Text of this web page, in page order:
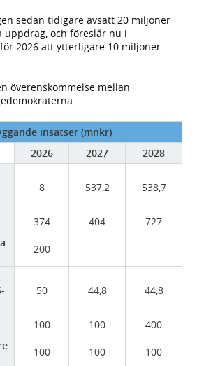
sedan tidigare avsatt 20 miljoner
och föreslår nu i
2026 att ytterligare 10 miljoner
överenskommelse mellan
insatser (mnkr)
2026
2027
2028
8 537,2 538,7
374 404
727
200
50 44,8 44,8
100 100
400
100 100 100